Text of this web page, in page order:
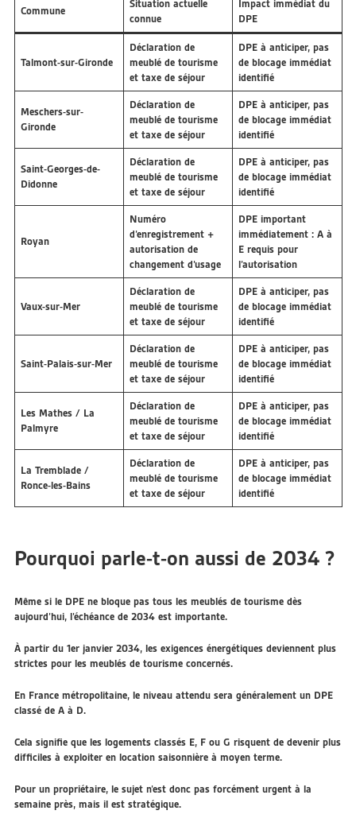
Commune
Situation actuelle
connue
Impact immédiat du
DPE
Talmont-sur-Gironde
Déclaration de
meublé de tourisme
et taxe de séjour
DPE à anticiper, pas
de blocage immédiat
identifié
Meschers-sur-
Gironde
Déclaration de
meublé de tourisme
et taxe de séjour
DPE à anticiper, pas
de blocage immédiat
identifié
Saint-Georges-de-
Didonne
Déclaration de
meublé de tourisme
et taxe de séjour
DPE à anticiper, pas
de blocage immédiat
identifié
Royan
Numéro
d’enregistrement +
autorisation de
changement d’usage
DPE important
immédiatement : A à
E requis pour
l’autorisation
Vaux-sur-Mer
Déclaration de
meublé de tourisme
et taxe de séjour
DPE à anticiper, pas
de blocage immédiat
identifié
Saint-Palais-sur-Mer
Déclaration de
meublé de tourisme
et taxe de séjour
DPE à anticiper, pas
de blocage immédiat
identifié
Les Mathes / La
Palmyre
Déclaration de
meublé de tourisme
et taxe de séjour
DPE à anticiper, pas
de blocage immédiat
identifié
La Tremblade /
Ronce-les-Bains
Déclaration de
meublé de tourisme
et taxe de séjour
DPE à anticiper, pas
de blocage immédiat
identifié
Pourquoi parle-t-on aussi de 2034 ?
Même si le DPE ne bloque pas tous les meublés de tourisme dès
aujourd’hui, l’échéance de 2034 est importante.
À partir du 1er janvier 2034, les exigences énergétiques deviennent plus
strictes pour les meublés de tourisme concernés.
En France métropolitaine, le niveau attendu sera généralement un DPE
classé de A à D.
Cela signifie que les logements classés E, F ou G risquent de devenir plus
difficiles à exploiter en location saisonnière à moyen terme.
Pour un propriétaire, le sujet n’est donc pas forcément urgent à la
semaine près, mais il est stratégique.